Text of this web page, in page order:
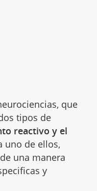
que
tipos de
reactivo y el
uno de ellos,
una manera
y